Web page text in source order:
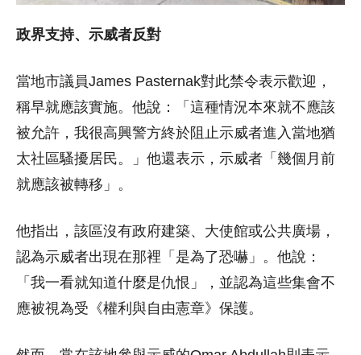
政界支持、示威者反對
當地市議員James Pasternak對此禁令表示歡迎，
稱早就應該實施。他說：「這種情況本來就不應該
被允許，我很高興警方終於阻止示威者進入當地猶
太社區騷擾居民。」他還表示，示威者「幾個月前
就應該被轉移」。
他指出，該區沒有政府建築、大使館或公共廣場，
認為示威者出現在那裡「是為了恐嚇」。他說：
「我一看就知道什麼是仇恨」，並認為這些集會不
應被視為受《權利與自由憲章》保護。